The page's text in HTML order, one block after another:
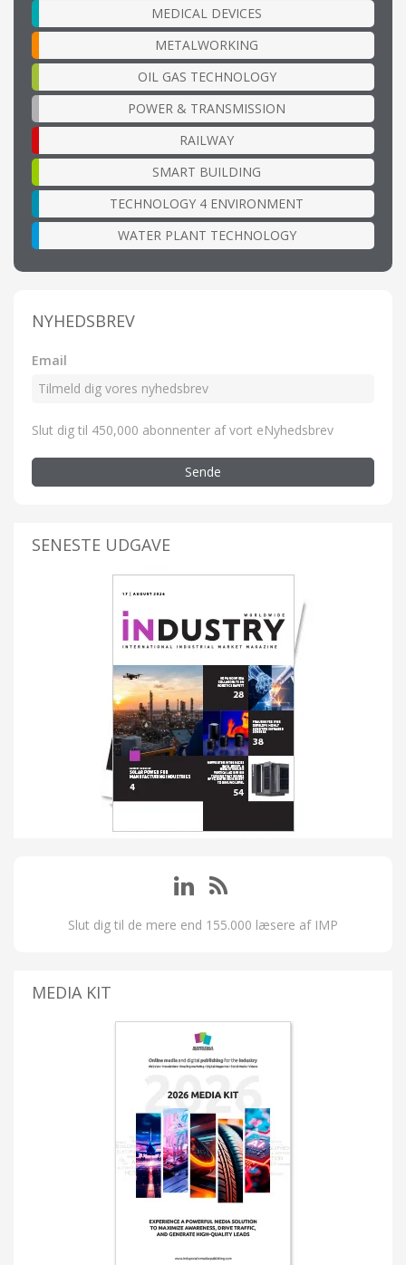
MEDICAL DEVICES
METALWORKING
OIL GAS TECHNOLOGY
POWER & TRANSMISSION
RAILWAY
SMART BUILDING
TECHNOLOGY 4 ENVIRONMENT
WATER PLANT TECHNOLOGY
NYHEDSBREV
Email
Slut dig til 450,000 abonnenter af vort eNyhedsbrev
Sende
SENESTE UDGAVE
Slut dig til de mere end 155.000 læsere af IMP
MEDIA KIT